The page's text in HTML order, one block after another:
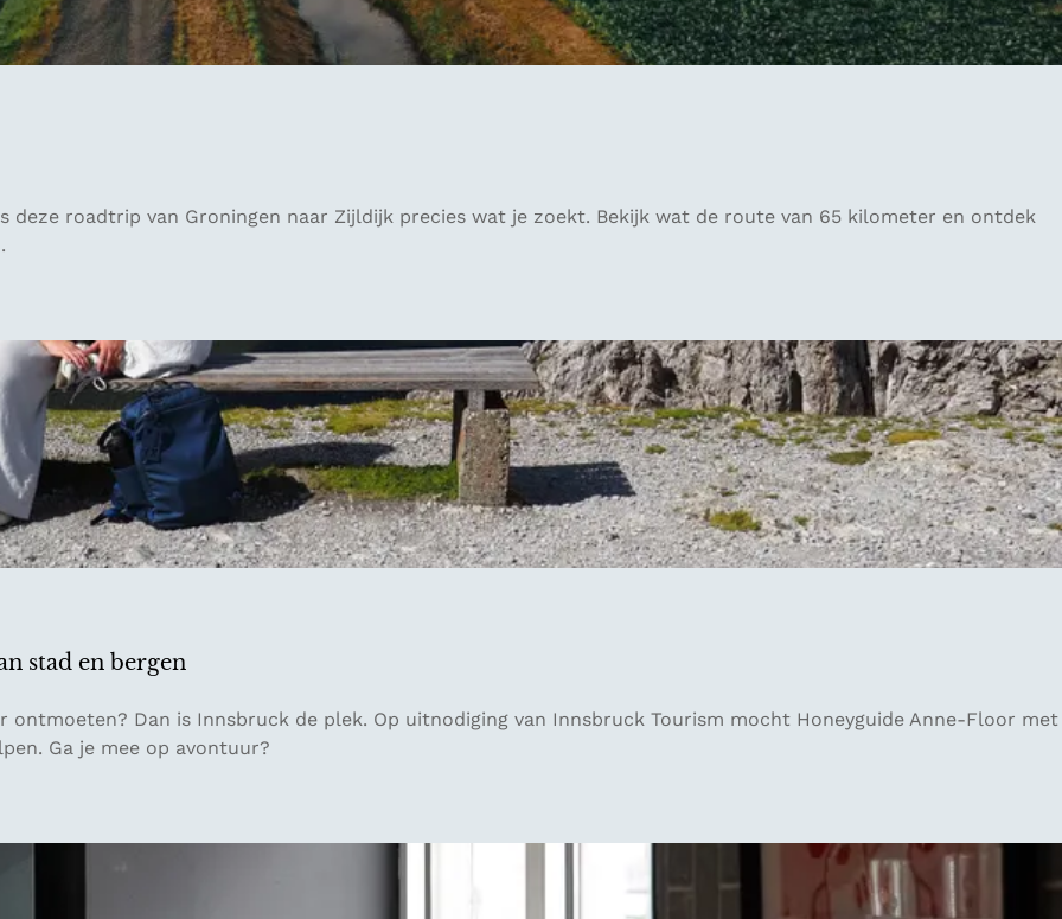
deze roadtrip van Groningen naar Zijldijk precies wat je zoekt. Bekijk wat de route van 65 kilometer en ontdek
stad en bergen
Dan is Innsbruck de plek. Op uitnodiging van Innsbruck Tourism mocht Honeyguide Anne-Floor met
Ga je mee op avontuur?